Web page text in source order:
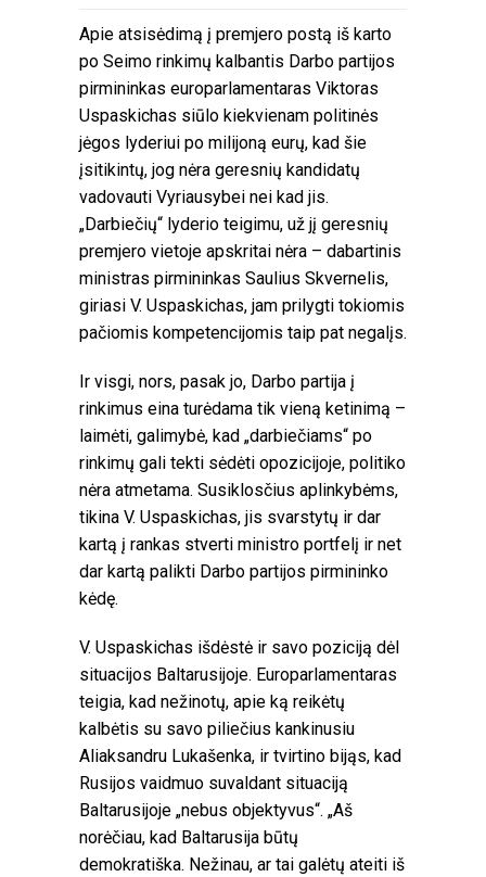
Apie atsisėdimą į premjero postą iš karto
po Seimo rinkimų kalbantis Darbo partijos
pirmininkas europarlamentaras Viktoras
Uspaskichas siūlo kiekvienam politinės
jėgos lyderiui po milijoną eurų, kad šie
įsitikintų, jog nėra geresnių kandidatų
vadovauti Vyriausybei nei kad jis.
„Darbiečių“ lyderio teigimu, už jį geresnių
premjero vietoje apskritai nėra – dabartinis
ministras pirmininkas Saulius Skvernelis,
giriasi V. Uspaskichas, jam prilygti tokiomis
pačiomis kompetencijomis taip pat negalįs.
Ir visgi, nors, pasak jo, Darbo partija į
rinkimus eina turėdama tik vieną ketinimą –
laimėti, galimybė, kad „darbiečiams“ po
rinkimų gali tekti sėdėti opozicijoje, politiko
nėra atmetama. Susiklosčius aplinkybėms,
tikina V. Uspaskichas, jis svarstytų ir dar
kartą į rankas stverti ministro portfelį ir net
dar kartą palikti Darbo partijos pirmininko
kėdę.
V. Uspaskichas išdėstė ir savo poziciją dėl
situacijos Baltarusijoje. Europarlamentaras
teigia, kad nežinotų, apie ką reikėtų
kalbėtis su savo piliečius kankinusiu
Aliaksandru Lukašenka, ir tvirtino bijąs, kad
Rusijos vaidmuo suvaldant situaciją
Baltarusijoje „nebus objektyvus“. „Aš
norėčiau, kad Baltarusija būtų
demokratiška. Nežinau, ar tai galėtų ateiti iš